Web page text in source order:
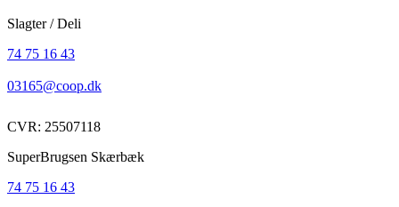
Slagter / Deli
74 75 16 43
03165@coop.dk
CVR: 25507118
SuperBrugsen Skærbæk
74 75 16 43